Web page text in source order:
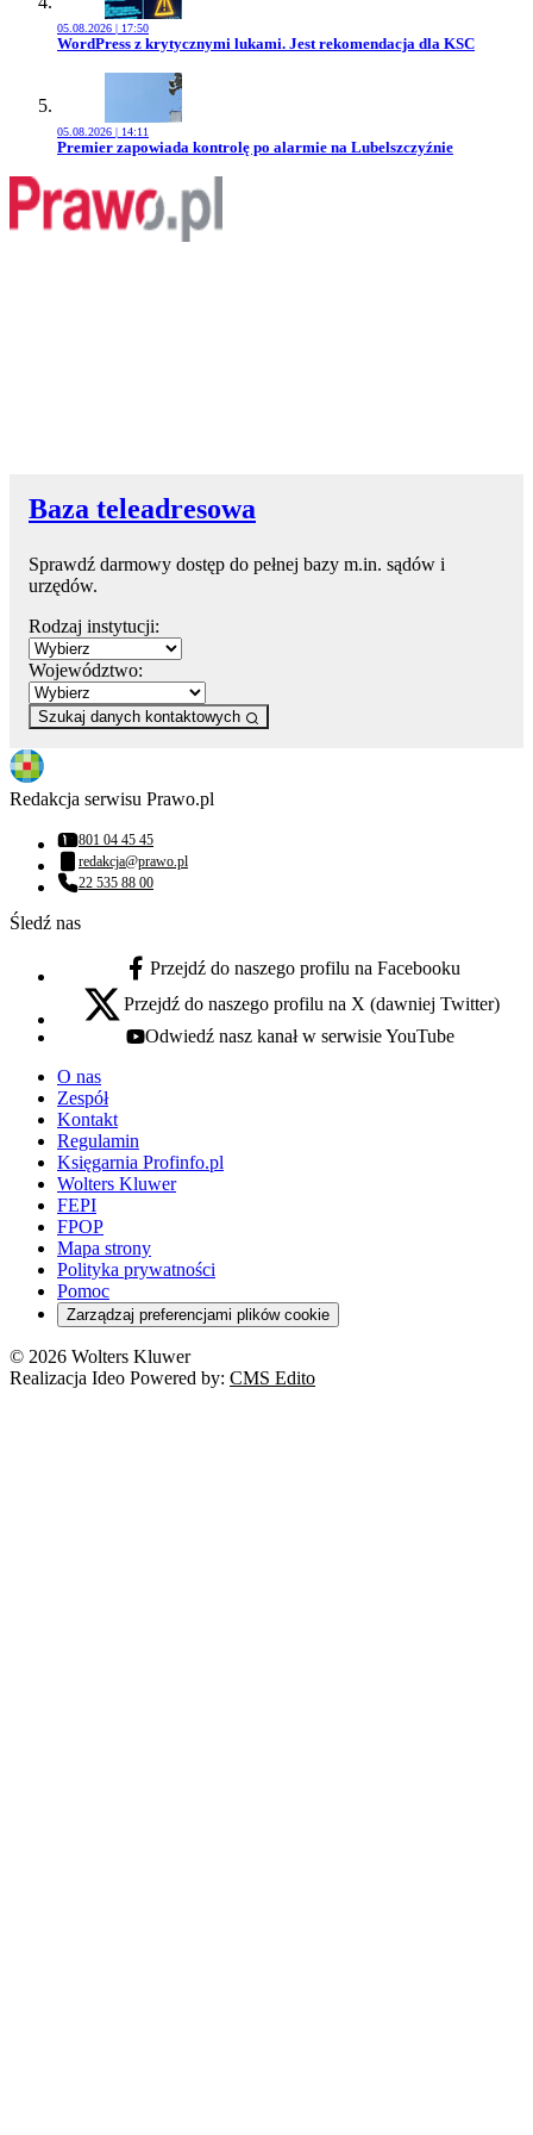
05.08.2026 | 17:50
Przejdź do artykułu:
WordPress z krytycznymi lukami. Jest rekomendacja dla KSC
05.08.2026 | 14:11
Przejdź do artykułu:
Premier zapowiada kontrolę po alarmie na Lubelszczyźnie
Baza teleadresowa
Sprawdź darmowy dostęp do pełnej bazy m.in. sądów i
urzędów.
Rodzaj instytucji:
Województwo:
Szukaj danych kontaktowych
Redakcja serwisu Prawo.pl
Numer telefonu:
801 04 45 45
Adres email:
redakcja@prawo.pl
Numer telefonu:
22 535 88 00
Śledź nas
facebook - otwiera się w nowej karcie
Przejdź do naszego profilu na Facebooku
x - otwiera się w nowej karcie
Przejdź do naszego profilu na X (dawniej Twitter)
youtube - otwiera się w nowej karcie
Odwiedź nasz kanał w serwisie YouTube
O nas
Zespół
Kontakt
Regulamin
Księgarnia Profinfo.pl
Wolters Kluwer
FEPI
FPOP
Mapa strony
Polityka prywatności
Pomoc
Zarządzaj preferencjami plików cookie
© 2026 Wolters Kluwer
Realizacja Ideo Powered by: CMS Edito